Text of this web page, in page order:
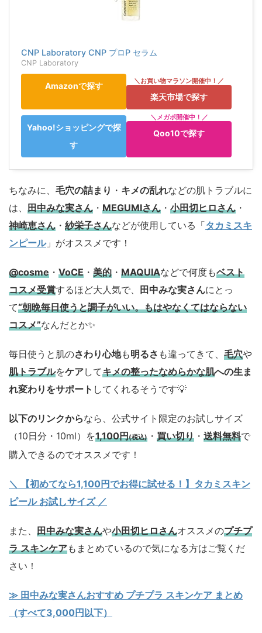
CNP Laboratory CNP プロP セラム
CNP Laboratory
Amazonで探す
楽天市場で探す
Yahoo!ショッピングで探
す
Qoo10で探す
ちなみに、 毛穴の詰まり ・ キメの乱れなどの肌トラブルに
は、 田中みな実さん ・ MEGUMIさん ・ 小田切ヒロさん ・
神崎恵さん ・ 紗栄子さんなどが使用している「タカミスキ
ンピール」がオススメです！
@cosme ・ VoCE ・ 美的 ・ MAQUIAなどで何度もベスト
コスメ受賞するほど大人気で、 田中みな実さんにとっ
て“朝晩毎日使うと調子がいい。もはやなくてはならない
コスメ”なんだとか✨
毎日使うと肌のさわり心地も明るさ も違ってきて、 毛穴や
肌トラブルをケアしてキメの整ったなめらかな肌への生ま
れ変わりをサポート してくれるそうです💡
以下のリンクからなら、公式サイト限定のお試しサイズ
（10日分・10ml）を1,100円(税込) ・ 買い切り ・ 送料無料で
購入できるのでオススメです！
＼ 【初めてなら1,100円でお得に試せる！】タカミスキン
ピール お試しサイズ／
また、 田中みな実さんや小田切ヒロさんオススメのプチプ
ラ スキンケアもまとめているので気になる方はご覧くだ
さい！
≫ 田中みな実さんおすすめ プチプラ スキンケア まとめ
（すべて3,000円以下）